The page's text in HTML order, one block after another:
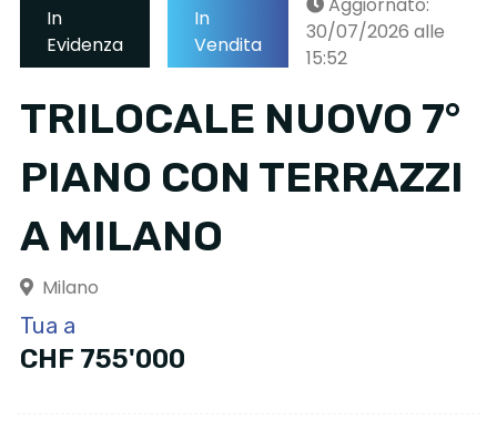
In
Evidenza
In
Vendita
Aggiornato:
30/07/2026 alle
15:52
TRILOCALE NUOVO 7°
PIANO CON TERRAZZI
A MILANO
Milano
Tua a
CHF 755'000